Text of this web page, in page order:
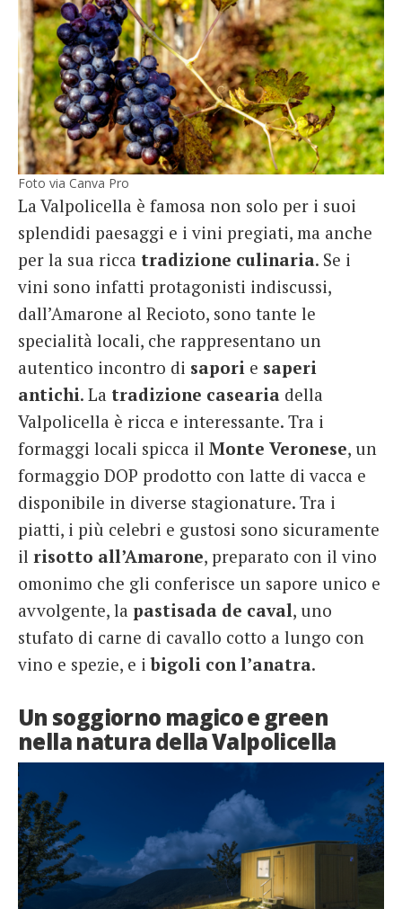
Foto via Canva Pro
La Valpolicella è famosa non solo per i suoi
splendidi paesaggi e i vini pregiati, ma anche
per la sua ricca tradizione culinaria. Se i
vini sono infatti protagonisti indiscussi,
dall’Amarone al Recioto, sono tante le
specialità locali, che rappresentano un
autentico incontro di sapori e saperi
antichi. La tradizione casearia della
Valpolicella è ricca e interessante. Tra i
formaggi locali spicca il Monte Veronese, un
formaggio DOP prodotto con latte di vacca e
disponibile in diverse stagionature. Tra i
piatti, i più celebri e gustosi sono sicuramente
il risotto all’Amarone, preparato con il vino
omonimo che gli conferisce un sapore unico e
avvolgente, la pastisada de caval, uno
stufato di carne di cavallo cotto a lungo con
vino e spezie, e ibigoli con l’anatra.
Un soggiorno magico e green
nella natura della Valpolicella